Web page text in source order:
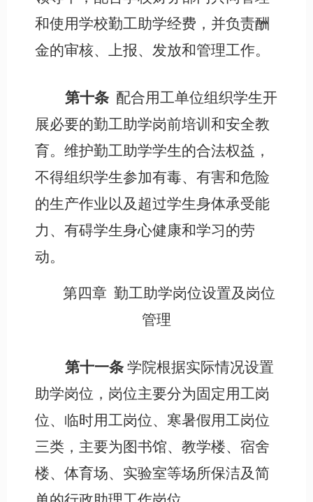
和使用学校勤工助学经费，并负责酬
金的审核、上报、发放和管理工作。
第十条 配合用工单位组织学生开
展必要的勤工助学岗前培训和安全教
育。维护勤工助学学生的合法权益，
不得组织学生参加有毒、有害和危险
的生产作业以及超过学生身体承受能
力、有碍学生身心健康和学习的劳
动。
第四章 勤工助学岗位设置及岗位
管理
第十一条 学院根据实际情况设置
助学岗位，岗位主要分为固定用工岗
位、临时用工岗位、寒暑假用工岗位
三类，主要为图书馆、教学楼、宿舍
楼、体育场、实验室等场所保洁及简